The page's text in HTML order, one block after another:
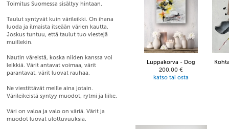
Toimitus Suomessa sisältyy hintaan.
Taulut syntyvät kuin värileikki. On ihana
luoda ja ilmaista itseään värien kautta.
Joskus tuntuu, että taulut tuo viestejä
muillekin.
Nautin väreistä, koska niiden kanssa voi
leikkiä. Värit antavat voimaa, värit
parantavat, värit luovat rauhaa.
Ne viestittävät meille aina jotain.
Värileikeistä syntyy muodot, rytmi ja liike.
Väri on valoa ja valo on väriä. Värit ja
muodot luovat ulottuvuuksia.
Luppakorva - Dog
200,00 €
katso tai osta